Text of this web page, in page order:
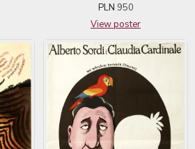
PLN 950
View poster